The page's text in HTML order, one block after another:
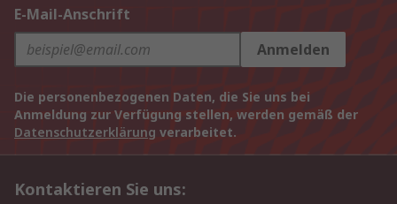
E-Mail-Anschrift
Anmelden
Die personenbezogenen Daten, die Sie uns bei
Anmeldung zur Verfügung stellen, werden gemäß der
Datenschutzerklärung verarbeitet.
Kontaktieren Sie uns: